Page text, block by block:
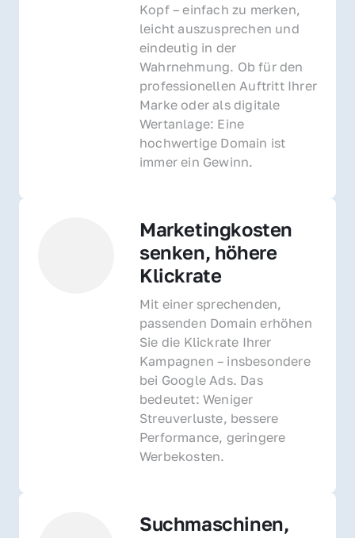
Kopf – einfach zu merken,
leicht auszusprechen und
eindeutig in der
Wahrnehmung. Ob für den
professionellen Auftritt Ihrer
Marke oder als digitale
Wertanlage: Eine
hochwertige Domain ist
immer ein Gewinn.
Marketingkosten
senken, höhere
Klickrate
Mit einer sprechenden,
passenden Domain erhöhen
Sie die Klickrate Ihrer
Kampagnen – insbesondere
bei Google Ads. Das
bedeutet: Weniger
Streuverluste, bessere
Performance, geringere
Werbekosten.
Suchmaschinen,